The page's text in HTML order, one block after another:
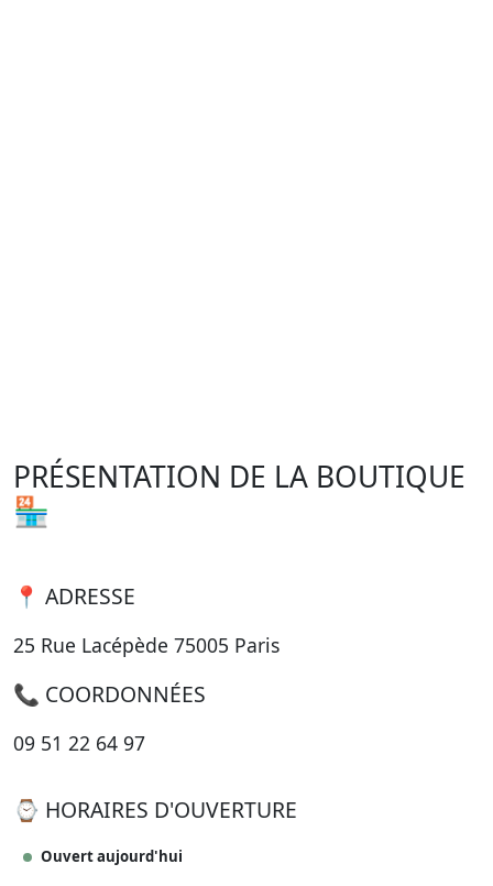
PRÉSENTATION DE LA BOUTIQUE
🏪
📍 ADRESSE
25 Rue Lacépède 75005 Paris
📞 COORDONNÉES
09 51 22 64 97
⌚ HORAIRES D'OUVERTURE
Ouvert aujourd'hui